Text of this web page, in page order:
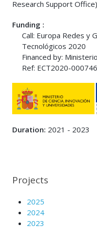
Research Support Office)
Funding :
Call: Europa Redes y
Tecnológicos 2020
Financed by:
Ref: ECT2020-000746
Duration: 2021 - 2023
Projects
2025
2024
2023